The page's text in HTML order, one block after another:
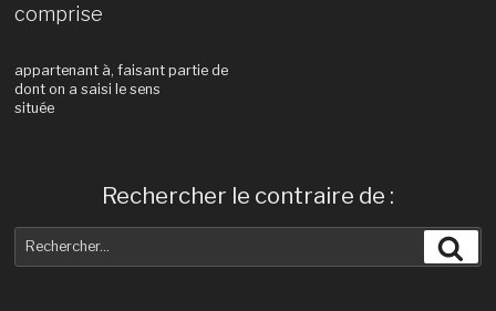
comprise
appartenant à, faisant partie de
dont on a saisi le sens
située
Rechercher le contraire de :
pour